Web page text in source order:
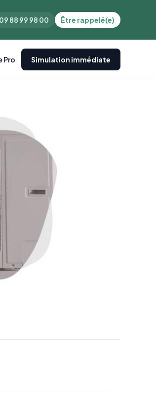
09 88 99 98 00 Être rappelé(e)
Pro Simulation immédiate